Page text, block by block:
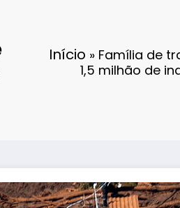
Início » Família de
1,5 milhão de